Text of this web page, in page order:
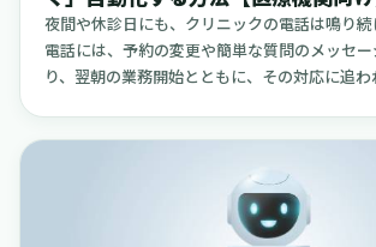
しながら、現場のスタッフが安心して日々の
ような、現実的な運用ルールを整理することに
た。この記事が、院内で新しい会計フローに
夜間や休診日にも、クリニックの電話は鳴り
電話には、予約の変更や簡単な質問のメッセ
り、翌朝の業務開始とともに、その対応に追
く方法について、具体的にお伝えしたいと思い
でご提案するのは、大がかりなシステムの導入
ん。ポイントは、チャットボットの役割を「一